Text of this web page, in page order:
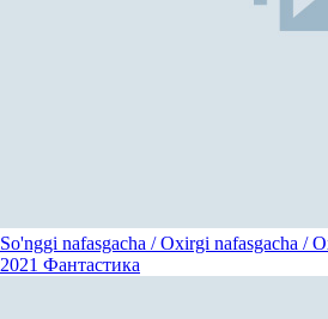
So'nggi nafasgacha / Oxirgi nafasgacha /
2021 Фантастика